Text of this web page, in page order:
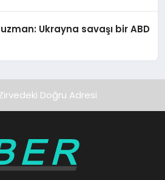
Ukrayna savaşı bir ABD
Doğru Adresi